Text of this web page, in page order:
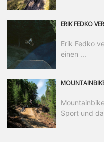
Erik Fedko
einen ...
Sport und